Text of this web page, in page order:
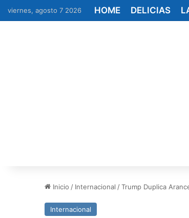
viernes, agosto 7 2026 HOME DELICIAS
Inicio / Internacional /Trump Duplica
Internacional